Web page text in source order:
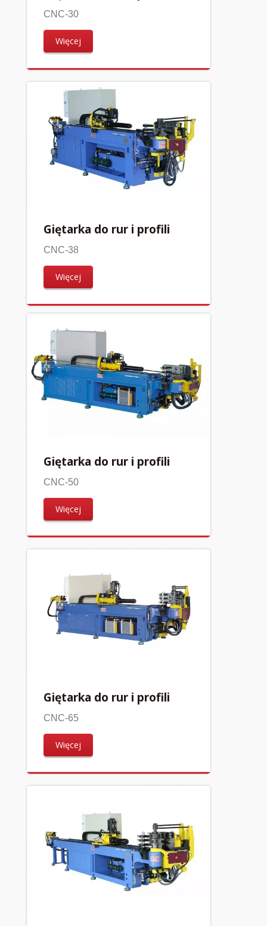
CNC-30
Więcej
Giętarka do rur i profili
CNC-38
Więcej
Giętarka do rur i profili
CNC-50
Więcej
Giętarka do rur i profili
CNC-65
Więcej